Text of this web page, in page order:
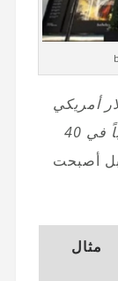
80 مكتباً في 40
أصبحت
مثال